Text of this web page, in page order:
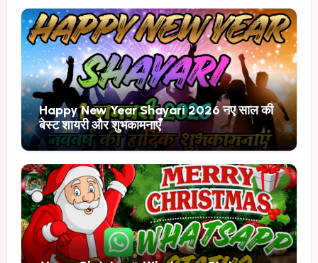
Happy New Year Shayari 2026 नए साल की
बेस्ट शायरी और शुभकामनाएँ